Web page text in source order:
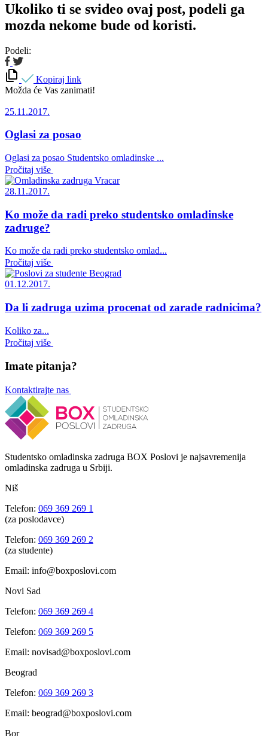
Ukoliko ti se svideo ovaj post, podeli ga
mozda nekome bude od koristi.
Podeli:
Kopiraj link
Možda će Vas zanimati!
25.11.2017.
Oglasi za posao
Oglasi za posao Studentsko omladinske ...
Pročitaj više
28.11.2017.
Ko može da radi preko studentsko omladinske
zadruge?
Ko može da radi preko studentsko omlad...
Pročitaj više
01.12.2017.
Da li zadruga uzima procenat od zarade radnicima?
Koliko za...
Pročitaj više
Imate pitanja?
Kontaktirajte nas
Studentsko omladinska zadruga BOX Poslovi je najsavremenija
omladinska zadruga u Srbiji.
Niš
Telefon: 069 369 269 1
(za poslodavce)
Telefon: 069 369 269 2
(za studente)
Email: info@boxposlovi.com
Novi Sad
Telefon: 069 369 269 4
Telefon: 069 369 269 5
Email: novisad@boxposlovi.com
Beograd
Telefon: 069 369 269 3
Email: beograd@boxposlovi.com
Bor